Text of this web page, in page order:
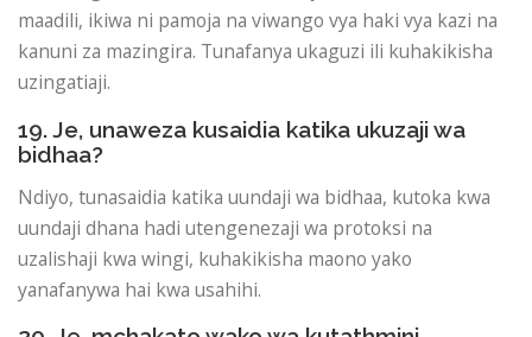
maadili, ikiwa ni pamoja na viwango vya haki vya kazi na
kanuni za mazingira. Tunafanya ukaguzi ili kuhakikisha
uzingatiaji.
19. Je, unaweza kusaidia katika ukuzaji wa
bidhaa?
Ndiyo, tunasaidia katika uundaji wa bidhaa, kutoka kwa
uundaji dhana hadi utengenezaji wa protoksi na
uzalishaji kwa wingi, kuhakikisha maono yako
yanafanywa hai kwa usahihi.